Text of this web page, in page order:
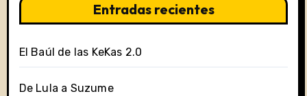
Entradas recientes
El Baúl de las KeKas 2.0
De Lula a Suzume